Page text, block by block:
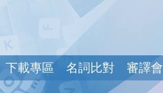
下載專區 名詞比對 審譯會